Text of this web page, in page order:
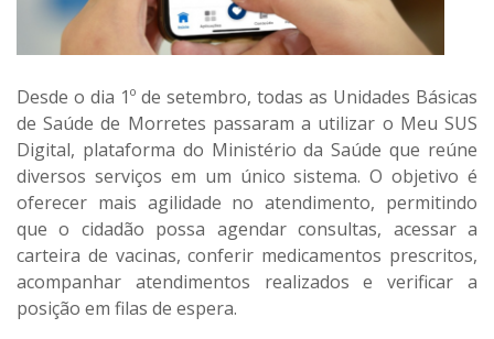
Desde o dia 1º de setembro, todas as Unidades Básicas
de Saúde de Morretes passaram a utilizar o Meu SUS
Digital, plataforma do Ministério da Saúde que reúne
diversos serviços em um único sistema. O objetivo é
oferecer mais agilidade no atendimento, permitindo
que o cidadão possa agendar consultas, acessar a
carteira de vacinas, conferir medicamentos prescritos,
acompanhar atendimentos realizados e verificar a
posição em filas de espera.